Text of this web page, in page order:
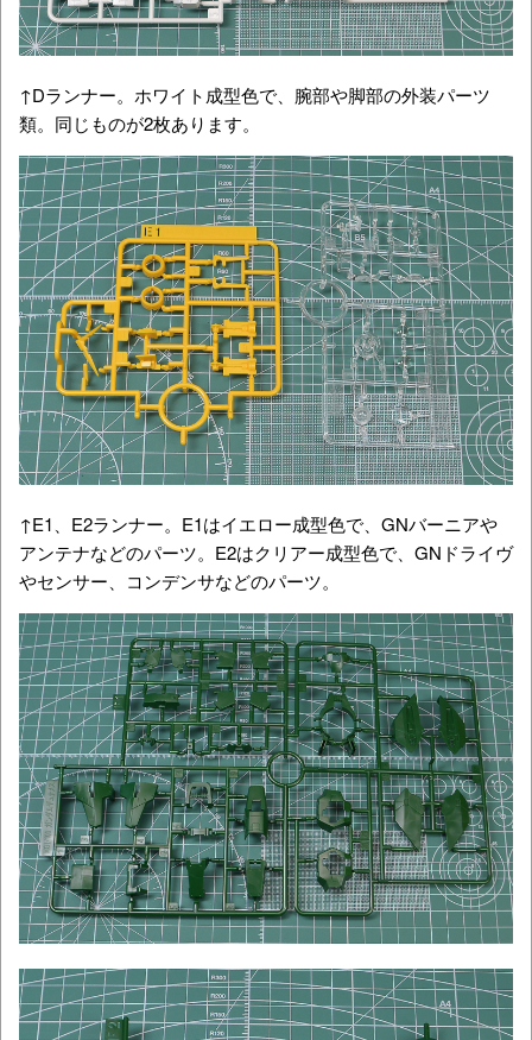
↑Dランナー。ホワイト成型色で、腕部や脚部の外装パーツ
類。同じものが2枚あります。
↑E1、E2ランナー。E1はイエロー成型色で、GNバーニアや
アンテナなどのパーツ。E2はクリアー成型色で、GNドライヴ
やセンサー、コンデンサなどのパーツ。